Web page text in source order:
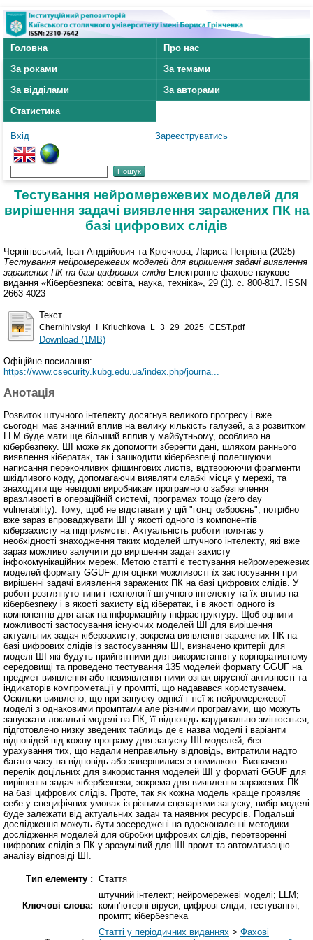
Головна
Про нас
За роками
За темами
За відділами
За авторами
Статистика
Вхід Зареєструватись
Тестування нейромережевих моделей для
вирішення задачі виявлення заражених ПК на
базі цифрових слідів
Чернігівський, Іван Андрійович та Крючкова, Лариса Петрівна (2025)
Тестування нейромережевих моделей для вирішення задачі виявлення
заражених ПК на базі цифрових слідів Електронне фахове наукове
видання «Кібербезпека: освіта, наука, техніка», 29 (1). с. 800-817. ISSN
2663-4023
Текст
Chernihivskyi_I_Kriuchkova_L_3_29_2025_CEST.pdf
Download (1MB)
Офіційне посилання:
https://www.csecurity.kubg.edu.ua/index.php/journa...
Анотація
Розвиток штучного інтелекту досягнув великого прогресу і вже
сьогодні має значний вплив на велику кількість галузей, а з розвитком
LLM буде мати ще більший вплив у майбутньому, особливо на
кібербезпеку. ШІ може як допомогти зберегти дані, шляхом раннього
виявлення кібератак, так і зашкодити кібербезпеці полегшуючи
написання переконливих фішингових листів, відтворюючи фрагменти
шкідливого коду, допомагаючи виявляти слабкі місця у мережі, та
знаходити ще невідомі виробникам програмного забезпечення
вразливості в операційній системі, програмах тощо (zero day
vulnerability). Тому, щоб не відставати у цій "гонці озброєнь", потрібно
вже зараз впроваджувати ШІ у якості одного із компонентів
кіберзахисту на підприємстві. Актуальність роботи полягає у
необхідності знаходження таких моделей штучного інтелекту, які вже
зараз можливо залучити до вирішення задач захисту
інфокомунікаційних мереж. Метою статті є тестування нейромережевих
моделей формату GGUF для оцінки можливості їх застосування при
вирішенні задачі виявлення заражених ПК на базі цифрових слідів. У
роботі розглянуто типи і технології штучного інтелекту та їх вплив на
кібербезпеку і в якості захисту від кібератак, і в якості одного із
компонентів для атак на інформаційну інфраструктуру. Щоб оцінити
можливості застосування існуючих моделей ШІ для вирішення
актуальних задач кіберзахисту, зокрема виявлення заражених ПК на
базі цифрових слідів із застосуванням ШІ, визначено критерії для
моделі ШІ які будуть прийнятними для використання у корпоративному
середовищі та проведено тестування 135 моделей формату GGUF на
предмет виявлення або невиявлення ними ознак вірусної активності та
індикаторів компрометації у промпті, що надавався користувачем.
Оскільки виявлено, що при запуску однієї і тієї ж нейромережевої
моделі з однаковими промптами але різними програмами, що можуть
запускати локальні моделі на ПК, її відповідь кардинально змінюється,
підготовлено низку зведених таблиць де є назва моделі і варіанти
відповідей під кожну програму для запуску ШІ моделей, без
урахування тих, що надали неправильну відповідь, витратили надто
багато часу на відповідь або завершилися з помилкою. Визначено
перелік доцільних для використання моделей ШІ у форматі GGUF для
вирішення задач кібербезпеки, зокрема для виявлення заражених ПК
на базі цифрових слідів. Проте, так як кожна модель краще проявляє
себе у специфічних умовах із різними сценаріями запуску, вибір моделі
буде залежати від актуальних задач та наявних ресурсів. Подальші
дослідження можуть бути зосереджені на вдосконаленні методики
дослідження моделей для обробки цифрових слідів, перетворенні
цифрових слідів з ПК у зрозумілий для ШІ промт та автоматизацію
аналізу відповіді ШІ.
Тип елементу : Стаття
Ключові слова:
штучний інтелект; нейромережеві моделі; LLM;
комп’ютерні віруси; цифрові сліди; тестування;
промпт; кібербезпека
Статті у періодичних виданнях > Фахові